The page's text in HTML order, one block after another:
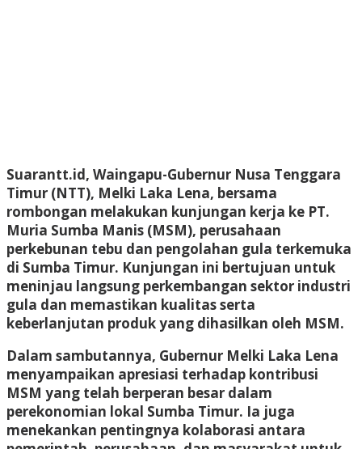
Suarantt.id, Waingapu-Gubernur Nusa Tenggara
Timur (NTT), Melki Laka Lena, bersama
rombongan melakukan kunjungan kerja ke PT.
Muria Sumba Manis (MSM), perusahaan
perkebunan tebu dan pengolahan gula terkemuka
di Sumba Timur. Kunjungan ini bertujuan untuk
meninjau langsung perkembangan sektor industri
gula dan memastikan kualitas serta
keberlanjutan produk yang dihasilkan oleh MSM.
Dalam sambutannya, Gubernur Melki Laka Lena
menyampaikan apresiasi terhadap kontribusi
MSM yang telah berperan besar dalam
perekonomian lokal Sumba Timur. Ia juga
menekankan pentingnya kolaborasi antara